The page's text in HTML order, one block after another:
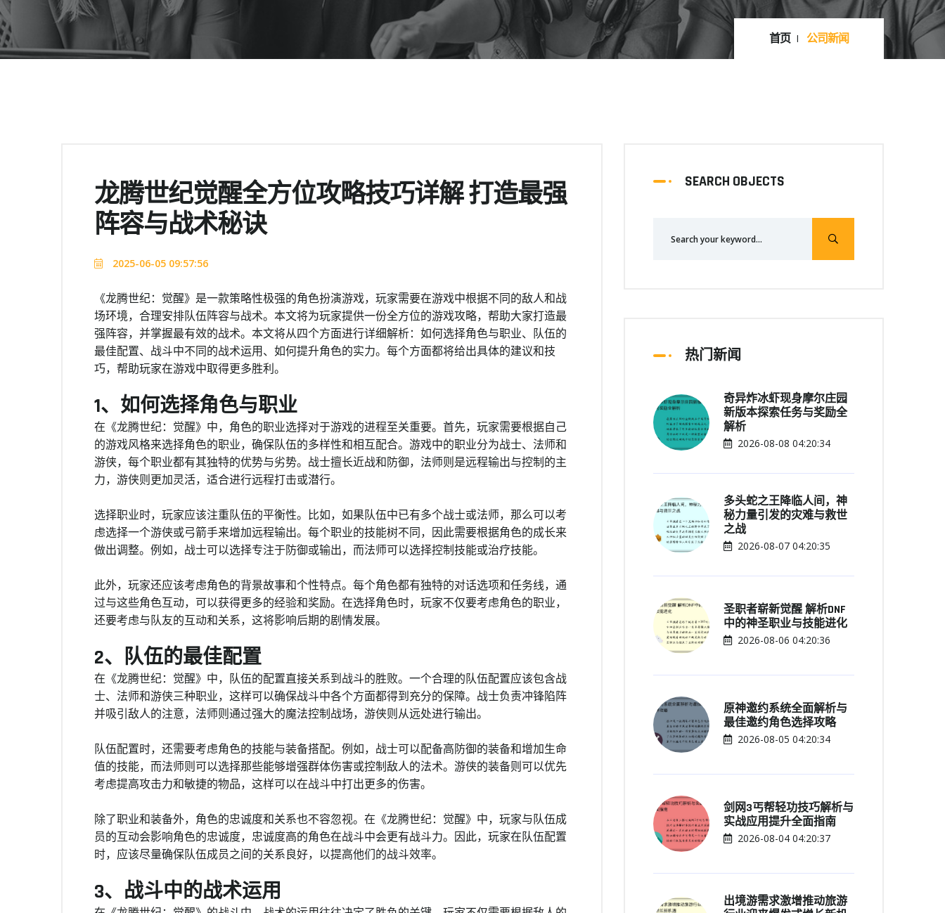
首页 公司新闻
龙腾世纪觉醒全方位攻略技巧详解 打造最强
阵容与战术秘诀
2025-06-05 09:57:56
《龙腾世纪：觉醒》是一款策略性极强的角色扮演游戏，玩家需要在游戏中根据不同的敌人和战
场环境，合理安排队伍阵容与战术。本文将为玩家提供一份全方位的游戏攻略，帮助大家打造最
强阵容，并掌握最有效的战术。本文将从四个方面进行详细解析：如何选择角色与职业、队伍的
最佳配置、战斗中不同的战术运用、如何提升角色的实力。每个方面都将给出具体的建议和技
巧，帮助玩家在游戏中取得更多胜利。
1、如何选择角色与职业
在《龙腾世纪：觉醒》中，角色的职业选择对于游戏的进程至关重要。首先，玩家需要根据自己
的游戏风格来选择角色的职业，确保队伍的多样性和相互配合。游戏中的职业分为战士、法师和
游侠，每个职业都有其独特的优势与劣势。战士擅长近战和防御，法师则是远程输出与控制的主
力，游侠则更加灵活，适合进行远程打击或潜行。
选择职业时，玩家应该注重队伍的平衡性。比如，如果队伍中已有多个战士或法师，那么可以考
虑选择一个游侠或弓箭手来增加远程输出。每个职业的技能树不同，因此需要根据角色的成长来
做出调整。例如，战士可以选择专注于防御或输出，而法师可以选择控制技能或治疗技能。
此外，玩家还应该考虑角色的背景故事和个性特点。每个角色都有独特的对话选项和任务线，通
过与这些角色互动，可以获得更多的经验和奖励。在选择角色时，玩家不仅要考虑角色的职业，
还要考虑与队友的互动和关系，这将影响后期的剧情发展。
2、队伍的最佳配置
在《龙腾世纪：觉醒》中，队伍的配置直接关系到战斗的胜败。一个合理的队伍配置应该包含战
士、法师和游侠三种职业，这样可以确保战斗中各个方面都得到充分的保障。战士负责冲锋陷阵
并吸引敌人的注意，法师则通过强大的魔法控制战场，游侠则从远处进行输出。
队伍配置时，还需要考虑角色的技能与装备搭配。例如，战士可以配备高防御的装备和增加生命
值的技能，而法师则可以选择那些能够增强群体伤害或控制敌人的法术。游侠的装备则可以优先
考虑提高攻击力和敏捷的物品，这样可以在战斗中打出更多的伤害。
除了职业和装备外，角色的忠诚度和关系也不容忽视。在《龙腾世纪：觉醒》中，玩家与队伍成
员的互动会影响角色的忠诚度，忠诚度高的角色在战斗中会更有战斗力。因此，玩家在队伍配置
时，应该尽量确保队伍成员之间的关系良好，以提高他们的战斗效率。
3、战斗中的战术运用
SEARCH OBJECTS
热门新闻
奇异炸冰虾现身摩尔庄园
新版本探索任务与奖励全
解析
2026-08-08 04:20:34
多头蛇之王降临人间，神
秘力量引发的灾难与救世
之战
2026-08-07 04:20:35
圣职者崭新觉醒 解析DNF
中的神圣职业与技能进化
2026-08-06 04:20:36
原神邀约系统全面解析与
最佳邀约角色选择攻略
2026-08-05 04:20:34
剑网3丐帮轻功技巧解析与
实战应用提升全面指南
2026-08-04 04:20:37
出境游需求激增推动旅游